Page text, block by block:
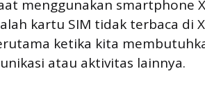
menggunakan smartphone
kartu SIM tidak terbaca di
ketika kita
atau aktivitas lainnya.